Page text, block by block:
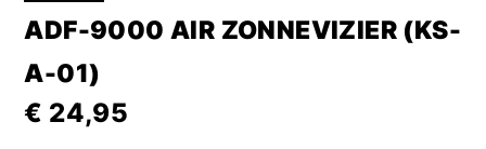
ADF-9000 AIR ZONNEVIZIER (KS-
A-01)
€ 24,95